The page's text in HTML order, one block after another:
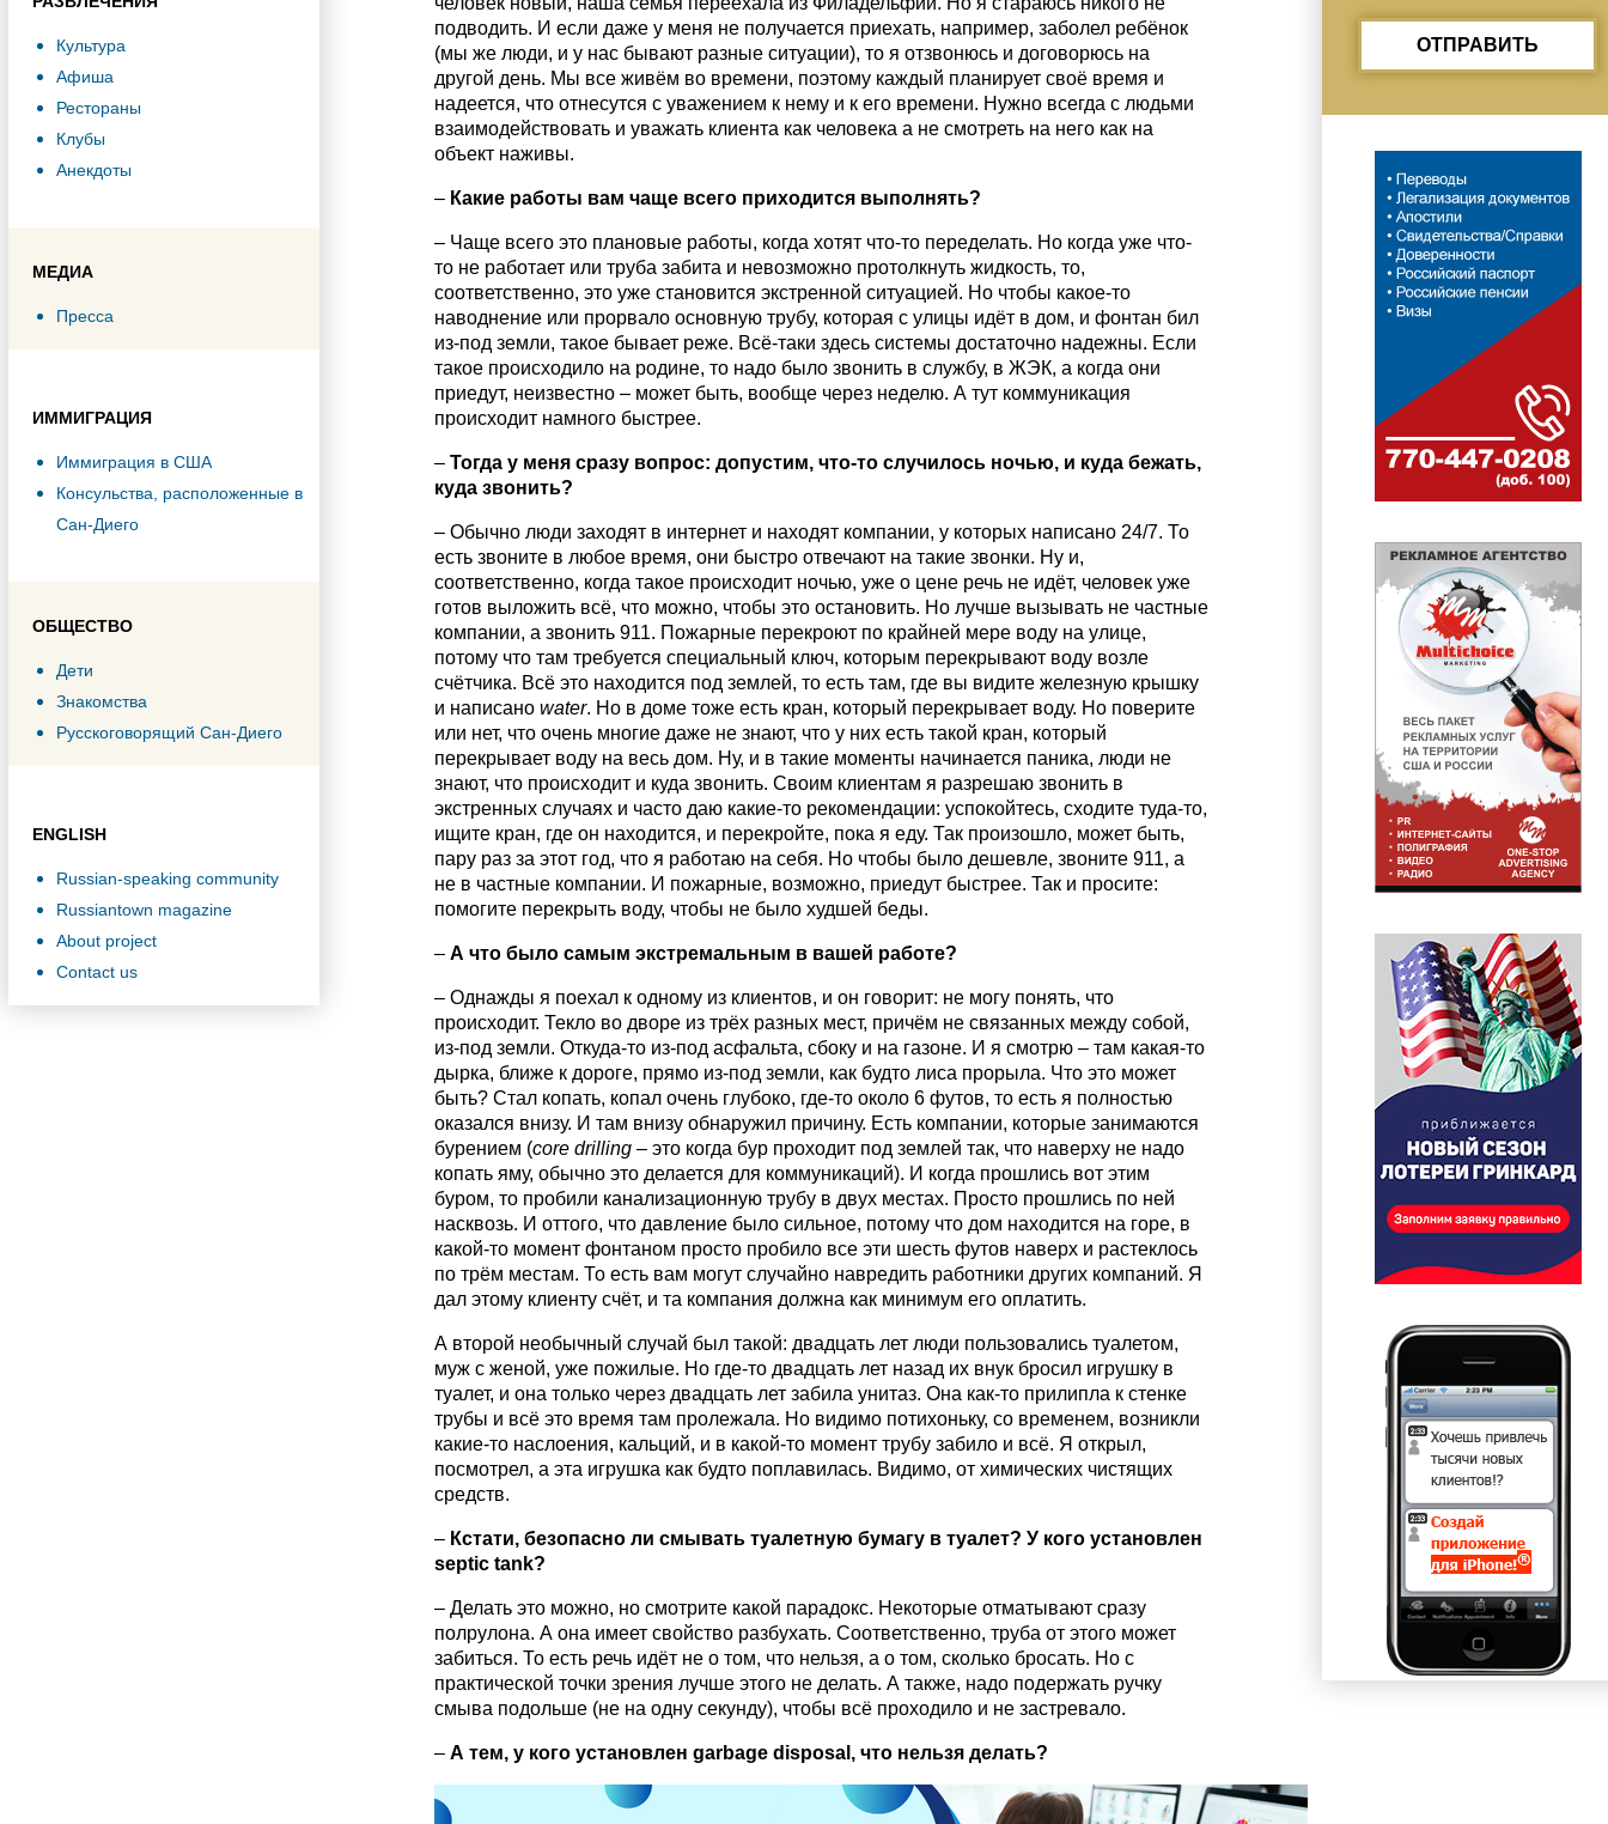
Культура
Афиша
Рестораны
Клубы
Анекдоты
МЕДИА
Пресса
ИММИГРАЦИЯ
Иммиграция в США
Консульства, расположенные в
Сан-Диего
ОБЩЕСТВО
Дети
Знакомства
Русскоговорящий Сан-Диего
ENGLISH
Russian-speaking community
Russiantown magazine
About project
Contact us
подводить. И если даже у меня не получается приехать, например, заболел ребёнок
(мы же люди, и у нас бывают разные ситуации), то я отзвонюсь и договорюсь на
другой день. Мы все живём во времени, поэтому каждый планирует своё время и
надеется, что отнесутся с уважением к нему и к его времени. Нужно всегда с людьми
взаимодействовать и уважать клиента как человека а не смотреть на него как на
объект наживы.
– Какие работы вам чаще всего приходится выполнять?
– Чаще всего это плановые работы, когда хотят что-то переделать. Но когда уже что-
то не работает или труба забита и невозможно протолкнуть жидкость, то,
соответственно, это уже становится экстренной ситуацией. Но чтобы какое-то
наводнение или прорвало основную трубу, которая с улицы идёт в дом, и фонтан бил
из-под земли, такое бывает реже. Всё-таки здесь системы достаточно надежны. Если
такое происходило на родине, то надо было звонить в службу, в ЖЭК, а когда они
приедут, неизвестно – может быть, вообще через неделю. А тут коммуникация
происходит намного быстрее.
– Тогда у меня сразу вопрос: допустим, что-то случилось ночью, и куда бежать,
куда звонить?
– Обычно люди заходят в интернет и находят компании, у которых написано 24/7. То
есть звоните в любое время, они быстро отвечают на такие звонки. Ну и,
соответственно, когда такое происходит ночью, уже о цене речь не идёт, человек уже
готов выложить всё, что можно, чтобы это остановить. Но лучше вызывать не частные
компании, а звонить 911. Пожарные перекроют по крайней мере воду на улице,
потому что там требуется специальный ключ, которым перекрывают воду возле
счётчика. Всё это находится под землей, то есть там, где вы видите железную крышку
и написано water. Но в доме тоже есть кран, который перекрывает воду. Но поверите
или нет, что очень многие даже не знают, что у них есть такой кран, который
перекрывает воду на весь дом. Ну, и в такие моменты начинается паника, люди не
знают, что происходит и куда звонить. Своим клиентам я разрешаю звонить в
экстренных случаях и часто даю какие-то рекомендации: успокойтесь, сходите туда-то,
ищите кран, где он находится, и перекройте, пока я еду. Так произошло, может быть,
пару раз за этот год, что я работаю на себя. Но чтобы было дешевле, звоните 911, а
не в частные компании. И пожарные, возможно, приедут быстрее. Так и просите:
помогите перекрыть воду, чтобы не было худшей беды.
– А что было самым экстремальным в вашей работе?
– Однажды я поехал к одному из клиентов, и он говорит: не могу понять, что
происходит. Текло во дворе из трёх разных мест, причём не связанных между собой,
из-под земли. Откуда-то из-под асфальта, сбоку и на газоне. И я смотрю – там какая-то
дырка, ближе к дороге, прямо из-под земли, как будто лиса прорыла. Что это может
быть? Стал копать, копал очень глубоко, где-то около 6 футов, то есть я полностью
оказался внизу. И там внизу обнаружил причину. Есть компании, которые занимаются
бурением (core drilling– это когда бур проходит под землей так, что наверху не надо
копать яму, обычно это делается для коммуникаций). И когда прошлись вот этим
буром, то пробили канализационную трубу в двух местах. Просто прошлись по ней
насквозь. И оттого, что давление было сильное, потому что дом находится на горе, в
какой-то момент фонтаном просто пробило все эти шесть футов наверх и растеклось
по трём местам. То есть вам могут случайно навредить работники других компаний. Я
дал этому клиенту счёт, и та компания должна как минимум его оплатить.
А второй необычный случай был такой: двадцать лет люди пользовались туалетом,
муж с женой, уже пожилые. Но где-то двадцать лет назад их внук бросил игрушку в
туалет, и она только через двадцать лет забила унитаз. Она как-то прилипла к стенке
трубы и всё это время там пролежала. Но видимо потихоньку, со временем, возникли
какие-то наслоения, кальций, и в какой-то момент трубу забило и всё. Я открыл,
посмотрел, а эта игрушка как будто поплавилась. Видимо, от химических чистящих
средств.
– Кстати, безопасно ли смывать туалетную бумагу в туалет? У кого установлен
septic tank?
– Делать это можно, но смотрите какой парадокс. Некоторые отматывают сразу
полрулона. А она имеет свойство разбухать. Соответственно, труба от этого может
забиться. То есть речь идёт не о том, что нельзя, а о том, сколько бросать. Но с
практической точки зрения лучше этого не делать. А также, надо подержать ручку
смыва подольше (не на одну секунду), чтобы всё проходило и не застревало.
– А тем, у кого установлен garbage disposal , что нельзя делать?
ОТПРАВИТЬ